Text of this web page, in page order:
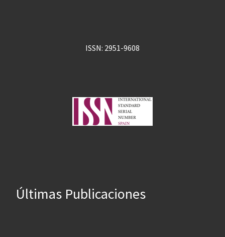
ISSN: 2951-9608
Últimas Publicaciones